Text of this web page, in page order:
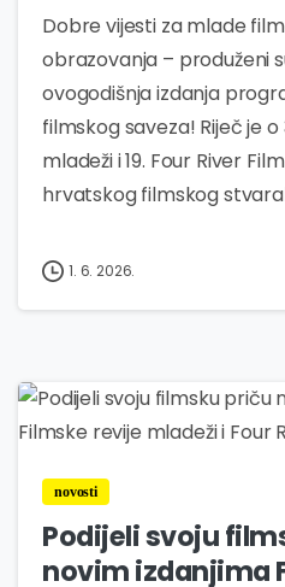
Dobre vijesti za mlade
obrazovanja – produženi
ovogodišnja izdanja
filmskog saveza! Riječ je o
mladeži i 19. Four River
hrvatskog filmskog
1. 6. 2026.
novosti
Podijeli svoju
novim izdanjima